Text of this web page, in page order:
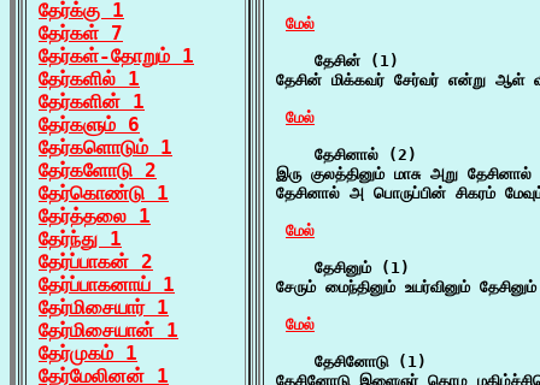
தேர்க்கு 1
தேர்கள் 7
தேர்கள்-தோறும் 1
தேர்களில் 1
தேர்களின் 1
தேர்களும் 6
தேர்களொடும் 1
தேர்களோடு 2
தேர்கொண்டு 1
தேர்த்தலை 1
தேர்ந்து 1
தேர்ப்பாகன் 2
தேர்ப்பாகனாய் 1
தேர்மிசையார் 1
தேர்மிசையான் 1
தேர்முகம் 1
தேர்மேலினன் 1
மேல்
    தேசின் (1)
தேசின் மிக்கவர் சேர்வர் என்று ஆள்
மேல்
    தேசினால் (2)
இரு குலத்தினும் மாசு அறு
தேசினால் அ பொருப்பின் சிகரம்
மேல்
    தேசினும் (1)
சேரும் மைந்தினும் உயர்வினும்
மேல்
    தேசினோடு (1)
தேசினோடு இளைஞர் தொழ